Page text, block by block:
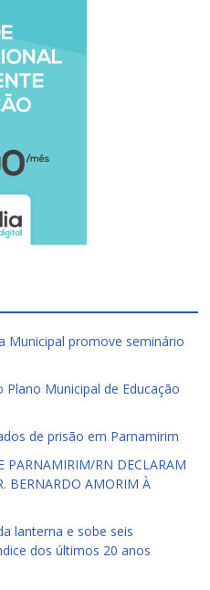
Municipal promove seminário
Municipal de Educação
de prisão em Parnamirim
PARNAMIRIM/RN DECLARAM
BERNARDO AMORIM À
lanterna e sobe seis
dos últimos 20 anos